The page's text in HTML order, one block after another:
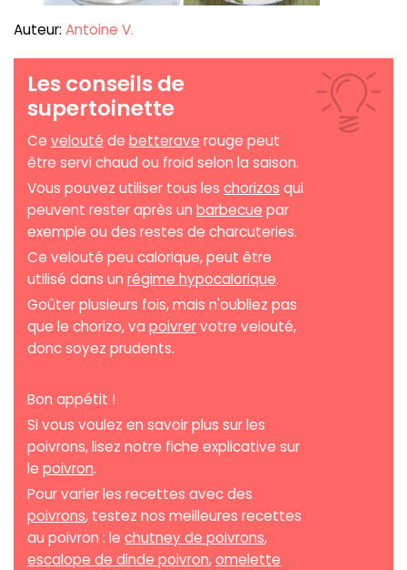
Auteur: Antoine V.
Les conseils de
supertoinette
Ce velouté de betterave rouge peut
être servi chaud ou froid selon la saison.
Vous pouvez utiliser tous les chorizos qui
peuvent rester après un barbecue par
exemple ou des restes de charcuteries.
Ce velouté peu calorique, peut être
utilisé dans un régime hypocalorique.
Goûter plusieurs fois, mais n'oubliez pas
que le chorizo, va poivrervotre velouté,
donc soyez prudents.
Bon appétit !
Si vous voulez en savoir plus sur les
poivrons, lisez notre fiche explicative sur
le poivron.
Pour varier les recettes avec des
poivrons, testez nos meilleures recettes
au poivron : le chutney de poivrons,
escalope de dinde poivron,omelette